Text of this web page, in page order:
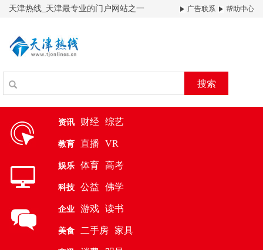
天津热线_天津最专业的门户网站之一 广告联系 帮助中心
搜索
资讯 财经 综艺
教育 直播 VR
娱乐 体育 高考
科技 公益 佛学
企业 游戏 读书
美食 二手房 家具